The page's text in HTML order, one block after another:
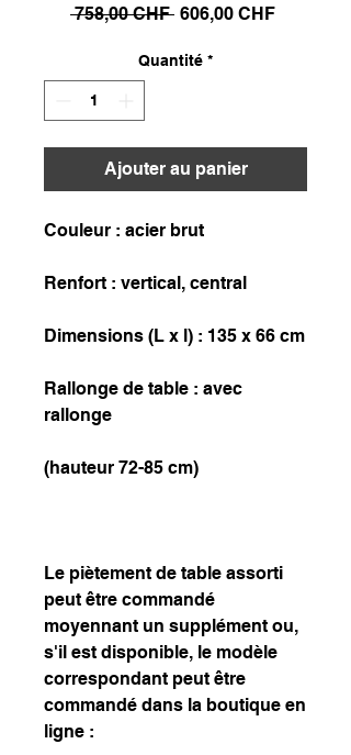
758,00 CHF Prix
606,00 CHFPrix
Quantité *
Ajouter au panier
Couleur : acier brut
Renfort : vertical, central
Dimensions (L x l) : 135 x 66 cm
Rallonge de table : avec
rallonge
(hauteur 72-85 cm)
Le piètement de table assorti
peut être commandé
moyennant un supplément ou,
s'il est disponible, le modèle
correspondant peut être
commandé dans la boutique en
ligne :